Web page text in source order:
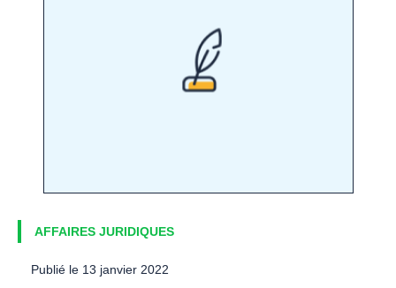
AFFAIRES JURIDIQUES
Publié le 13 janvier 2022